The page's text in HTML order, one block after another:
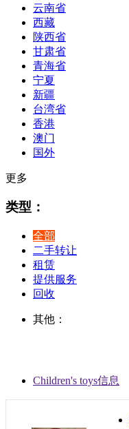
云南省
西藏
陕西省
甘肃省
青海省
宁夏
新疆
台湾省
香港
澳门
国外
更多
类型：
全部
二手转让
租赁
提供服务
回收
其他：
Children's toys信息